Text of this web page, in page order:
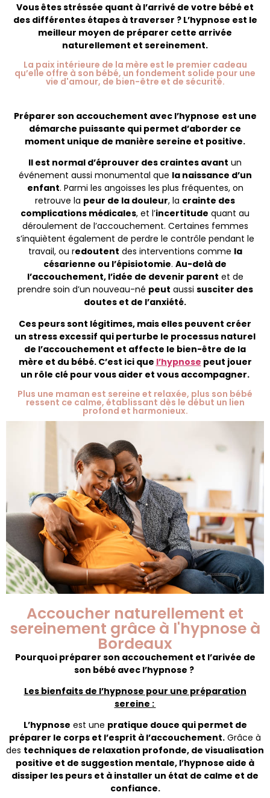
Vous êtes stréssée quant à l’arrivé de votre bébé et
des différentes étapes à traverser ? L’hypnose est le
meilleur moyen de préparer cette arrivée
naturellement et sereinement.
La paix intérieure de la mère est le premier cadeau
qu’elle offre à son bébé, un fondement solide pour une
vie d'amour, de bien-être et de sécurité.
Préparer son accouchement avec l’hypnose est une
démarche puissante qui permet d’aborder ce
moment unique de manière sereine et positive.
Il est normal d’éprouver des craintes avant un
événement aussi monumental que la naissance d’un
enfant. Parmi les angoisses les plus fréquentes, on
retrouve la peur de la douleur, la crainte des
complications médicales, et l’incertitude quant au
déroulement de l’accouchement. Certaines femmes
s’inquiètent également de perdre le contrôle pendant le
travail, ou redoutent des interventions comme la
césarienne ou l’épisiotomie. Au-delà de
l’accouchement, l’idée de devenir parent et de
prendre soin d’un nouveau-né peut aussi susciter des
doutes et de l’anxiété.
Ces peurs sont légitimes, mais elles peuvent créer
un stress excessif qui perturbe le processus naturel
de l’accouchement et affecte le bien-être de la
mère et du bébé. C’est ici que l’hypnose peut jouer
un rôle clé pour vous aider et vous accompagner.
Plus une maman est sereine et relaxée, plus son bébé
ressent ce calme, établissant dès le début un lien
profond et harmonieux.
Accoucher naturellement et
sereinement grâce à l'hypnose à
Bordeaux
Pourquoi préparer son accouchement et l’arivée de
son bébé avec l’hypnose ?
Les bienfaits de l’hypnose pour une préparation
sereine :
L’hypnose est une pratique douce qui permet de
préparer le corps et l’esprit à l’accouchement. Grâce à
des techniques de relaxation profonde, de visualisation
positive et de suggestion mentale, l’hypnose aide à
dissiper les peurs et à installer un état de calme et de
confiance.